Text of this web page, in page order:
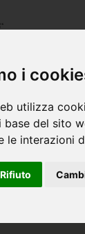
i
utilizza
base del sito
le interazioni
Rifiuto